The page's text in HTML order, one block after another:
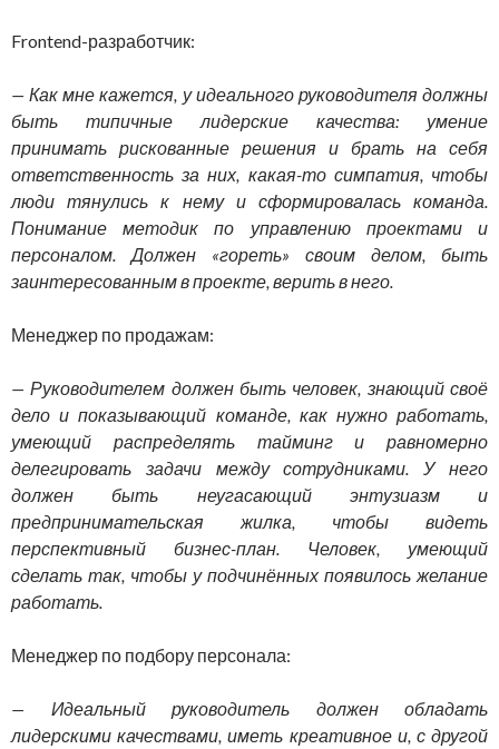
Frontend-разработчик:
— Как мне кажется, у идеального руководителя должны
быть типичные лидерские качества: умение
принимать рискованные решения и брать на себя
ответственность за них, какая-то симпатия, чтобы
люди тянулись к нему и сформировалась команда.
Понимание методик по управлению проектами и
персоналом. Должен «гореть» своим делом, быть
заинтересованным в проекте, верить в него.
Менеджер по продажам:
— Руководителем должен быть человек, знающий своё
дело и показывающий команде, как нужно работать,
умеющий распределять тайминг и равномерно
делегировать задачи между сотрудниками. У него
должен быть неугасающий энтузиазм и
предпринимательская жилка, чтобы видеть
перспективный бизнес-план. Человек, умеющий
сделать так, чтобы у подчинённых появилось желание
работать.
Менеджер по подбору персонала:
— Идеальный руководитель должен обладать
лидерскими качествами, иметь креативное и, с другой